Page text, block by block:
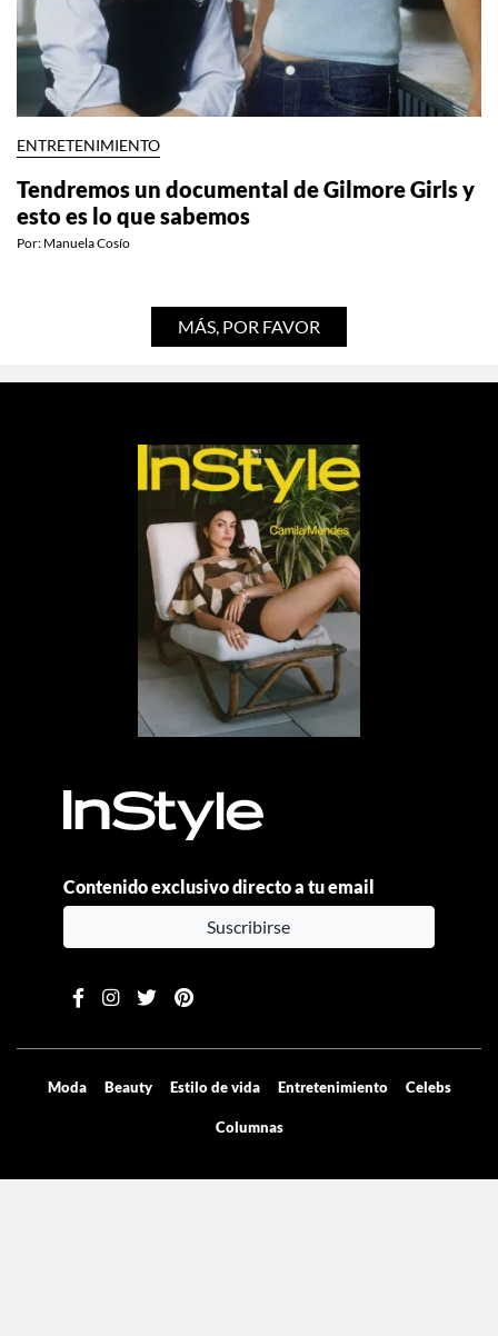
ENTRETENIMIENTO
Tendremos un documental de Gilmore Girls y
esto es lo que sabemos
Por: Manuela Cosío
MÁS, POR FAVOR
Contenido exclusivo directo a tu email
Suscribirse
Moda Beauty Estilo de vida Entretenimiento Celebs
Columnas